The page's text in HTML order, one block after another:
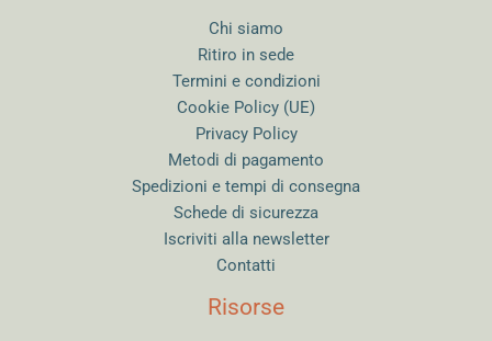
Chi siamo
Ritiro in sede
Termini e condizioni
Cookie Policy (UE)
Privacy Policy
Metodi di pagamento
Spedizioni e tempi di consegna
Schede di sicurezza
Iscriviti alla newsletter
Contatti
Risorse